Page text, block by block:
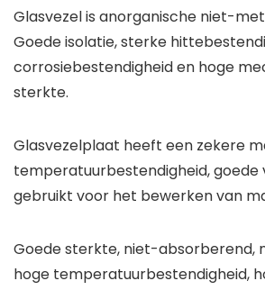
Glasvezel is anorganische niet-
Goede isolatie, sterke
corrosiebestendigheid en hoge
sterkte.
Glasvezelplaat heeft een zekere
temperatuurbestendigheid, goede
gebruikt voor het bewerken van
Goede sterkte, niet-absorberend,
hoge temperatuurbestendigheid,